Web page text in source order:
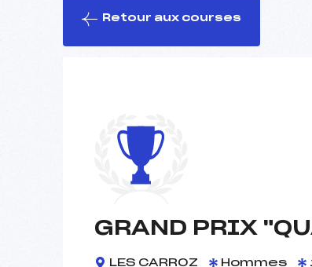
Retour aux courses
GRAND PRIX
LES CARROZ Hommes